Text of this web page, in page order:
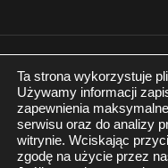
© 2022 by
Wszystkie prawa
Polityka prywatności
Ta strona wykorzystuje
Używamy informacji
zapewnienia
serwisu oraz do analizy
witrynie. Wciskając
zgodę na użycie przez